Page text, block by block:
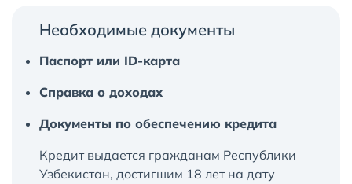
Необходимые документы
Паспорт или ID-карта
Справка о доходах
Документы по обеспечению кредита
Кредит выдается гражданам Республики
Узбекистан, достигшим 18 лет на дату